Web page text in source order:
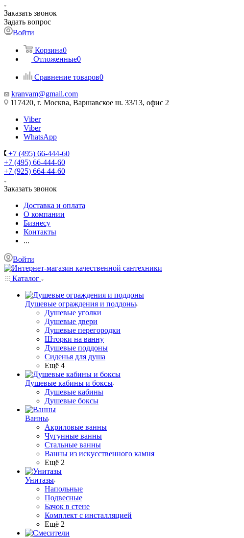
Заказать звонок
Задать вопрос
Войти
Корзина0
Отложенные0
Сравнение товаров0
kranvam@gmail.com
117420, г. Москва, Варшавское ш. 33/13, офис 2
Viber
Viber
WhatsApp
+7 (495) 66-444-60
+7 (495) 66-444-60
+7 (925) 664-44-60
Заказать звонок
Доставка и оплата
О компании
Бизнесу
Контакты
...
Войти
Каталог
Душевые ограждения и поддоны
Душевые уголки
Душевые двери
Душевые перегородки
Шторки на ванну
Душевые поддоны
Сиденья для душа
Ещё 4
Душевые кабины и боксы
Душевые кабины
Душевые боксы
Ванны
Акриловые ванны
Чугунные ванны
Стальные ванны
Ванны из искусственного камня
Ещё 2
Унитазы
Напольные
Подвесные
Бачок в стене
Комплект с инсталляцией
Ещё 2